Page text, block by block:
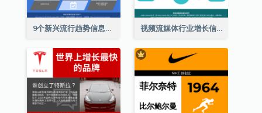
9个新兴流行趋势信息图表 视频流媒体行业增长信息图表